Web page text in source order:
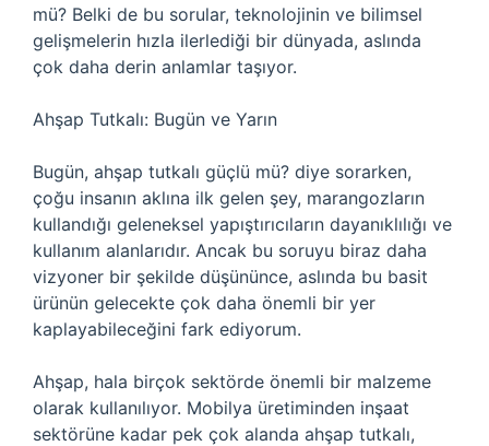
mü? Belki de bu sorular, teknolojinin ve bilimsel
gelişmelerin hızla ilerlediği bir dünyada, aslında
çok daha derin anlamlar taşıyor.
Ahşap Tutkalı: Bugün ve Yarın
Bugün, ahşap tutkalı güçlü mü? diye sorarken,
çoğu insanın aklına ilk gelen şey, marangozların
kullandığı geleneksel yapıştırıcıların dayanıklılığı ve
kullanım alanlarıdır. Ancak bu soruyu biraz daha
vizyoner bir şekilde düşününce, aslında bu basit
ürünün gelecekte çok daha önemli bir yer
kaplayabileceğini fark ediyorum.
Ahşap, hala birçok sektörde önemli bir malzeme
olarak kullanılıyor. Mobilya üretiminden inşaat
sektörüne kadar pek çok alanda ahşap tutkalı,